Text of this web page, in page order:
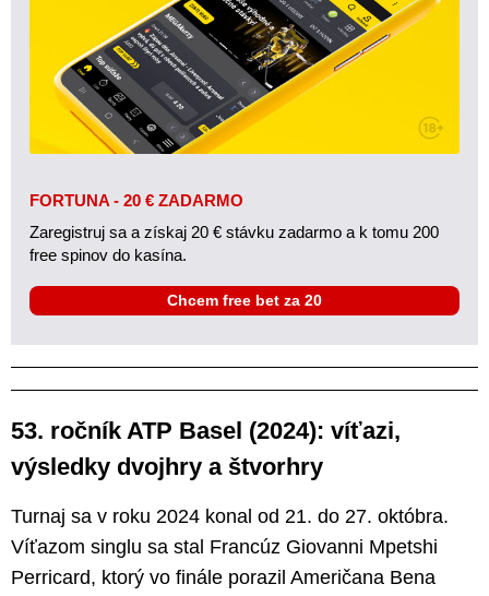
FORTUNA - 20 € ZADARMO
Zaregistruj sa a získaj 20 € stávku zadarmo a k tomu 200
free spinov do kasína.
Chcem free bet za 20
53. ročník ATP Basel (2024): víťazi,
výsledky dvojhry a štvorhry
Turnaj sa v roku 2024 konal od 21. do 27. októbra.
Víťazom singlu sa stal Francúz Giovanni Mpetshi
Perricard, ktorý vo finále porazil Američana Bena